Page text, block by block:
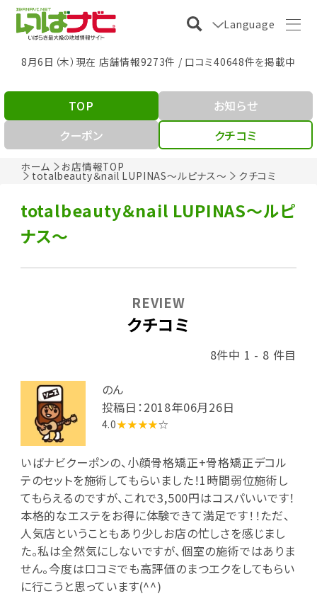
Language
8月6日（木）現在 店舗情報9273件 / 口コミ40648件を掲載中
ホーム お店情報TOP
totalbeauty＆nail LUPINAS～ルピナス～ クチコミ
TOP
お知らせ
クーポン
クチコミ
totalbeauty＆nail LUPINAS～ルピ
ナス～
クチコミ
REVIEW
8件中 1 - 8 件目
のん
投稿日：2018年06月26日
4.0★★★★☆
いばナビクーポンの、小顔骨格矯正+骨格矯正デコル
テのセットを施術してもらいました！1時間弱位施術し
てもらえるのですが、これで3,500円はコスパいいです！
本格的なエステをお得に体験できて満足です！！ただ、
人気店ということもあり少しお店の忙しさを感じまし
た。私は全然気にしないですが、個室の施術ではありま
せん。今度は口コミでも高評価のまつエクをしてもらい
に行こうと思っています(^^)